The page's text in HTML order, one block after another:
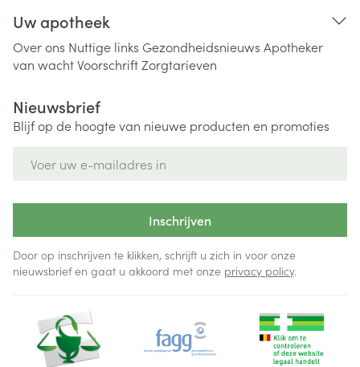
Uw apotheek
Over ons Nuttige links Gezondheidsnieuws Apotheker
van wachtVoorschriftZorgtarieven
Nieuwsbrief
Blijf op de hoogte van nieuwe producten en promoties
Inschrijven
Door op inschrijven te klikken, schrijft u zich in voor onze
nieuwsbrief en gaat u akkoord met onze privacy policy.